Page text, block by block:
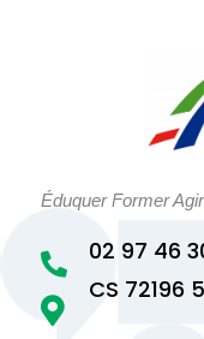
Éduquer Former


CS 72196
02 97 46